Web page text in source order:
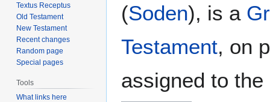
(Soden), is a
Testament, on
assigned to
Textus Receptus
Old Testament
New Testament
Recent changes
Random page
Special pages
Tools
What links here